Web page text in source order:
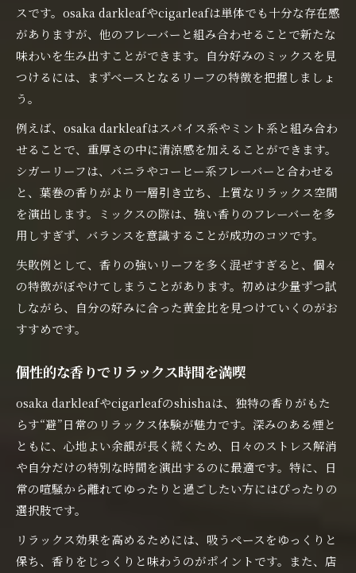
スです。osaka darkleafやcigarleafは単体でも十分な存在感
がありますが、他のフレーバーと組み合わせることで新たな
味わいを生み出すことができます。自分好みのミックスを見
つけるには、まずベースとなるリーフの特徴を把握しましょ
う。
例えば、osaka darkleafはスパイス系やミント系と組み合わ
せることで、重厚さの中に清涼感を加えることができます。
シガーリーフは、バニラやコーヒー系フレーバーと合わせる
と、葉巻の香りがより一層引き立ち、上質なリラックス空間
を演出します。ミックスの際は、強い香りのフレーバーを多
用しすぎず、バランスを意識することが成功のコツです。
失敗例として、香りの強いリーフを多く混ぜすぎると、個々
の特徴がぼやけてしまうことがあります。初めは少量ずつ試
しながら、自分の好みに合った黄金比を見つけていくのがお
すすめです。
個性的な香りでリラックス時間を満喫
osaka darkleafやcigarleafのshishaは、独特の香りがもた
らす“避”日常のリラックス体験が魅力です。深みのある煙と
ともに、心地よい余韻が長く続くため、日々のストレス解消
や自分だけの特別な時間を演出するのに最適です。特に、日
常の喧騒から離れてゆったりと過ごしたい方にはぴったりの
選択肢です。
リラックス効果を高めるためには、吸うペースをゆっくりと
保ち、香りをじっくりと味わうのがポイントです。また、店